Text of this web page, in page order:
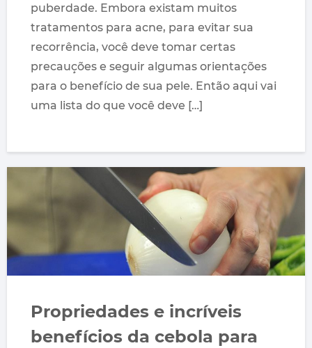
puberdade. Embora existam muitos
tratamentos para acne, para evitar sua
recorrência, você deve tomar certas
precauções e seguir algumas orientações
para o benefício de sua pele. Então aqui vai
uma lista do que você deve […]
Propriedades e incríveis
benefícios da cebola para